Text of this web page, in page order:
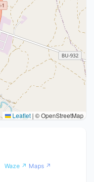
Leaflet | © OpenStreetMap
Waze ↗ Maps ↗